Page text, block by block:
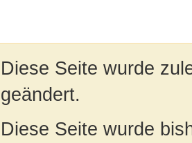
Diese Seite wurde
geändert.
Diese Seite wurde